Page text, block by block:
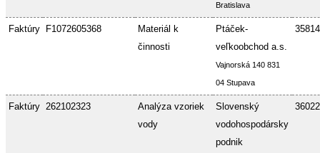
Bratislava
Faktúry F1072605368
Materiál k
činnosti
Ptáček-
veľkoobchod a.s.
Vajnorská 140 831
04 Stupava
Faktúry 262102323
Analýza vzoriek
vody
Slovenský
vodohospodársky
podnik